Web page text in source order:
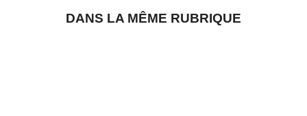
DANS LA MÊME RUBRIQUE